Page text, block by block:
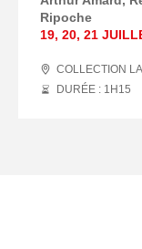
Ripoche
19, 20, 21
COLLECTION
DURÉE : 1 H 15